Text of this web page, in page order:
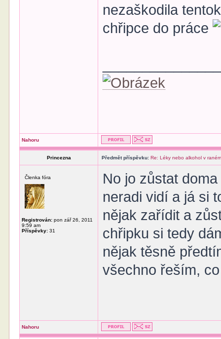
nezaškodila
chřipce do práce
Nahoru
Princezna Předmět příspěvku: Re: Léky nebo alkohol v
Členka fóra
Registrován: pon zář 26, 2011
9:59 am
Příspěvky: 31
No jo zůstat
neradi vidí a já si
nějak zařídit a
chřipku si tedy
nějak těsně
všechno řeším,
Nahoru